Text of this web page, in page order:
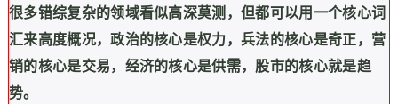
很多错综复杂的领域看似高深莫测，但都可以用一个核心词
汇来高度概况，政治的核心是权力，兵法的核心是奇正，营
销的核心是交易，经济的核心是供需，股市的核心就是趋
势。